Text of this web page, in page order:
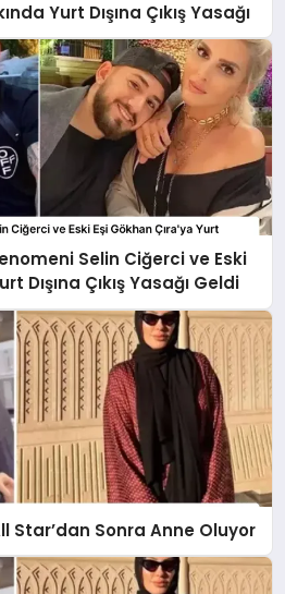
Yurt Dışına Çıkış Yasağı
Selin Ciğerci ve Eski
Dışına Çıkış Yasağı Geldi
Star’dan Sonra Anne Oluyor